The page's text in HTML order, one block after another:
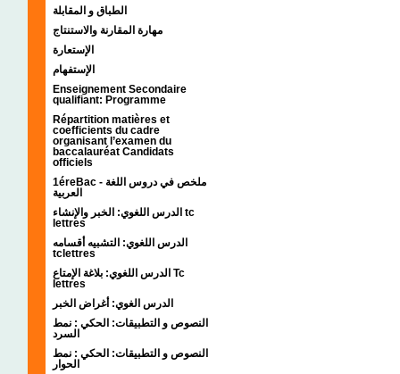
الطباق و المقابلة
مهارة المقارنة والاستنتاج
الإستعارة
الإستفهام
Enseignement Secondaire
qualifiant: Programme
Répartition matières et
coefficients du cadre
organisant l’examen du
baccalauréat Candidats
officiels
1éreBac - ملخص في دروس اللغة
العربية
الدرس اللغوي: الخبر والإنشاء tc
lettres
الدرس اللغوي: التشبيه أقسامه
tclettres
الدرس اللغوي: بلاغة الإمتاع Tc
lettres
الدرس الغوي: أغراض الخبر
النصوص و التطبيقات: الحكي : نمط
السرد
النصوص و التطبيقات: الحكي : نمط
الحوار